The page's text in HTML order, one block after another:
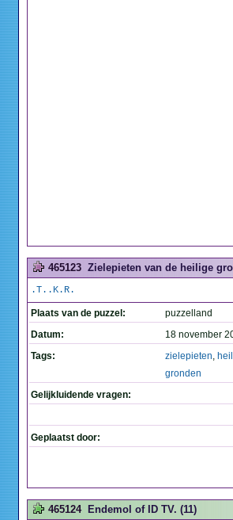
465123 Zielepieten van de heilige
.T..K.R.
Plaats van de puzzel:
puzzelland
Datum:
18 november
Tags:
zielepieten,
gronden
Gelijkluidende vragen:
Geplaatst door:
465124 Endemol of ID TV. (11)